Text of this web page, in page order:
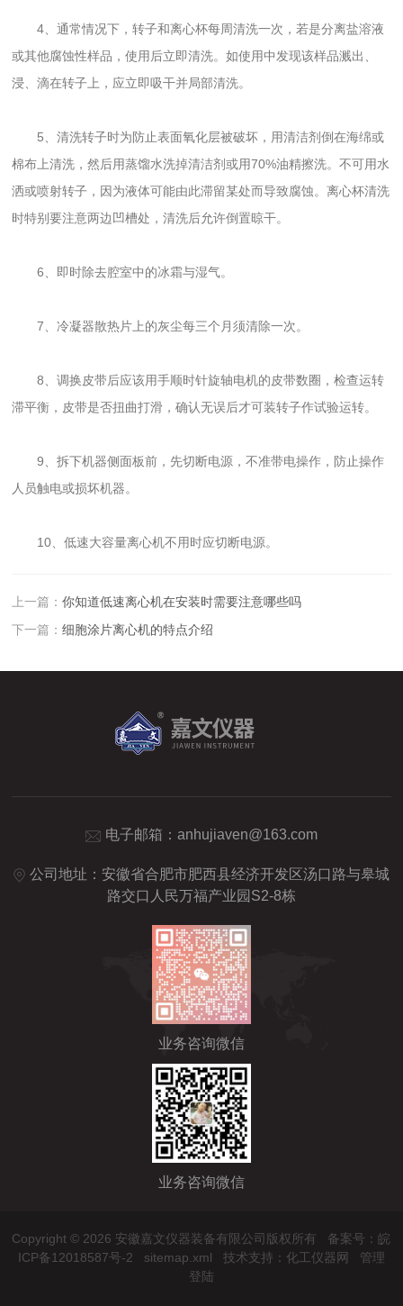
4、通常情况下，转子和离心杯每周清洗一次，若是分离盐溶液
或其他腐蚀性样品，使用后立即清洗。如使用中发现该样品溅出、
浸、滴在转子上，应立即吸干并局部清洗。
5、清洗转子时为防止表面氧化层被破坏，用清洁剂倒在海绵或
棉布上清洗，然后用蒸馏水洗掉清洁剂或用70%油精擦洗。不可用水
洒或喷射转子，因为液体可能由此滞留某处而导致腐蚀。离心杯清洗
时特别要注意两边凹槽处，清洗后允许倒置晾干。
6、即时除去腔室中的冰霜与湿气。
7、冷凝器散热片上的灰尘每三个月须清除一次。
8、调换皮带后应该用手顺时针旋轴电机的皮带数圈，检查运转
滞平衡，皮带是否扭曲打滑，确认无误后才可装转子作试验运转。
9、拆下机器侧面板前，先切断电源，不准带电操作，防止操作
人员触电或损坏机器。
10、低速大容量离心机不用时应切断电源。
上一篇：你知道低速离心机在安装时需要注意哪些吗
下一篇：细胞涂片离心机的特点介绍
电子邮箱： anhujiaven@163.com
公司地址：安徽省合肥市肥西县经济开发区汤口路与皋城
路交口人民万福产业园S2-8栋
业务咨询微信
业务咨询微信
Copyright © 2026 安徽嘉文仪器装备有限公司版权所有 备案号：皖
ICP备12018587号-2
sitemap.xml 技术支持： 化工仪器网
管理
登陆